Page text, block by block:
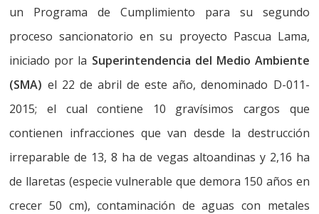
un Programa de Cumplimiento para su segundo
proceso sancionatorio en su proyecto Pascua Lama,
iniciado por la Superintendencia del Medio Ambiente
(SMA) el 22 de abril de este año, denominado D-011-
2015; el cual contiene 10 gravísimos cargos que
contienen infracciones que van desde la destrucción
irreparable de 13, 8 ha de vegas altoandinas y 2,16 ha
de llaretas (especie vulnerable que demora 150 años en
crecer 50 cm), contaminación de aguas con metales